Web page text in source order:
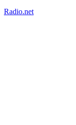
Radio.net